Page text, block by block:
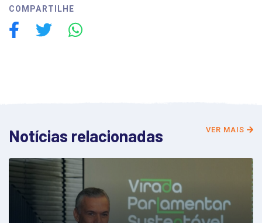
COMPARTILHE
Notícias relacionadas VER MAIS